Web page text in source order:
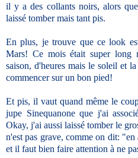
il y a des collants noirs, alors
laissé tomber mais tant pis.
En plus, je trouve que ce look
Mars! Ce mois était super long
saison, d'heures mais le soleil et
commencer sur un bon pied!
Et pis, il vaut quand même le
jupe Sinequanone que j'ai
Okay, j'ai aussi laissé tomber le
n'est pas grave, comme on dit:
et il faut bien faire attention à ne